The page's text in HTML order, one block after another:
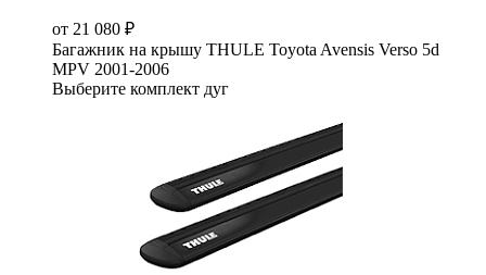
от 21 080 ₽
Багажник на крышу THULE Toyota Avensis Verso 5d
MPV 2001-2006
Выберите комплект дуг